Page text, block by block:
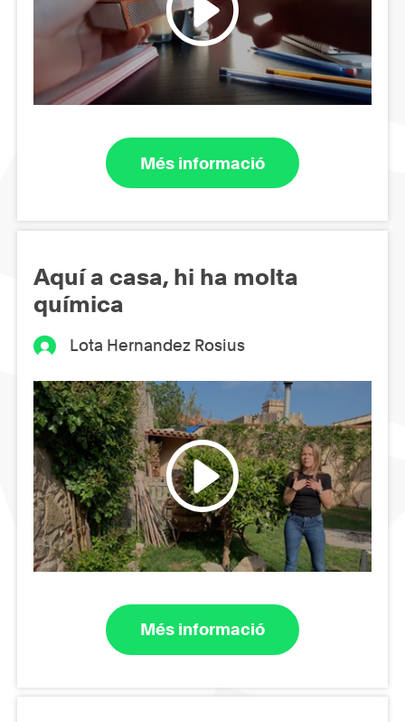
Més informació
Aquí a casa, hi ha molta
química
Lota Hernandez Rosius
Més informació